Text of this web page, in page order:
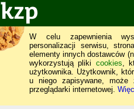
W celu zapewnienia
personalizacji serwisu,
elementy innych dostawców
wykorzystują pliki cookies,
użytkownika. Użytkownik,
u niego zapisywane, może
przeglądarki internetowej.